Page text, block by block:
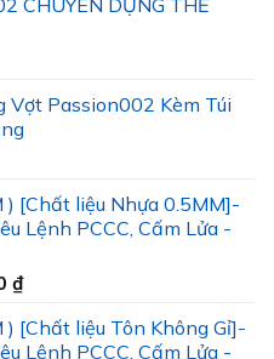
CHUYÊN DỤNG THỂ
Vợt Passion002 Kèm Túi
) [Chất liệu Nhựa 0.5MM]-
Lệnh PCCC, Cấm Lửa -
₫Khoảng
từ
) [Chất liệu Tôn Không Gỉ]-
Lệnh PCCC, Cấm Lửa -